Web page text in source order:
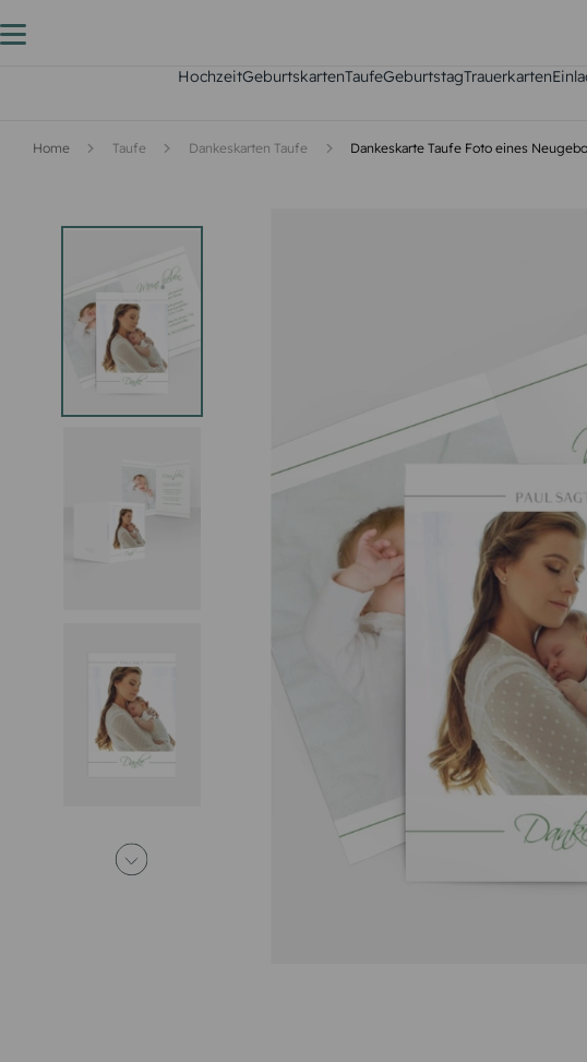
HochzeitGeburtskartenTaufeGeburtstagTrauerkarten
Home Taufe Dankeskarten Taufe Dankeskarte Taufe Foto eines